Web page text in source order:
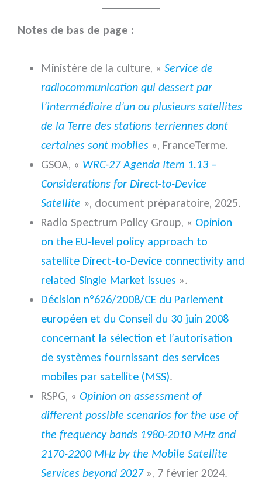
Notes de bas de page :
Ministère de la culture, « Service de
radiocommunication qui dessert par
l’intermédiaire d’un ou plusieurs satellites
de la Terre des stations terriennes dont
certaines sont mobiles », FranceTerme.
GSOA, « WRC-27 Agenda Item 1.13 –
Considerations for Direct-to-Device
Satellite », document préparatoire, 2025.
Radio Spectrum Policy Group, « Opinion
on the EU-level policy approach to
satellite Direct-to-Device connectivity and
related Single Market issues ».
Décision n°626/2008/CE du Parlement
européen et du Conseil du 30 juin 2008
concernant la sélection et l’autorisation
de systèmes fournissant des services
mobiles par satellite (MSS).
RSPG, « Opinion on assessment of
different possible scenarios for the use of
the frequency bands 1980-2010 MHz and
2170-2200 MHz by the Mobile Satellite
Services beyond 2027», 7 février 2024.